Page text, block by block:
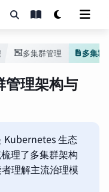
多集群管理
理架构与
Kubernetes 生态
理了多集群架构
理解主流治理模